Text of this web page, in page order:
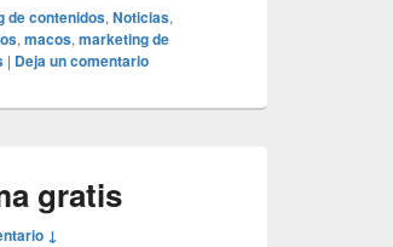
de contenidos, Noticias,
, macos, marketing de
| Deja un comentario
gratis
↓